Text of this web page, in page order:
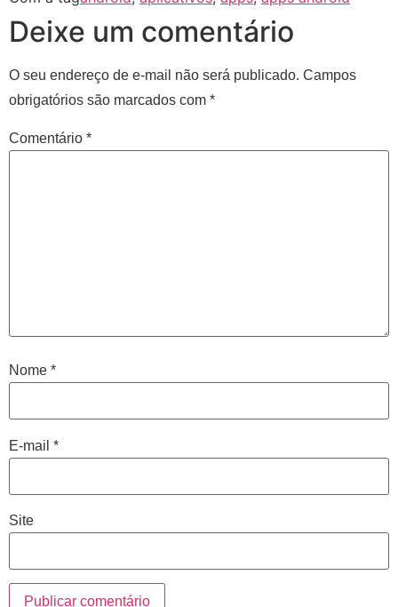
Deixe um comentário
O seu endereço de e-mail não será publicado. Campos
obrigatórios são marcados com *
Comentário *
Nome *
E-mail *
Site